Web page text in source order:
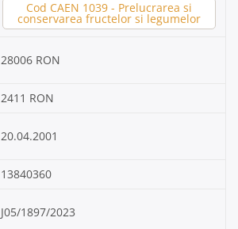
Cod CAEN 1039 - Prelucrarea si
conservarea fructelor si legumelor
28006 RON
2411 RON
20.04.2001
13840360
J05/1897/2023